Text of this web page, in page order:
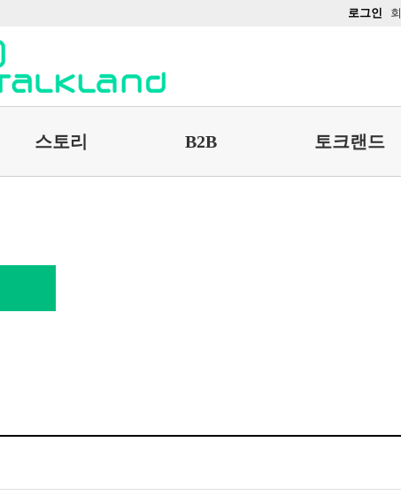
로그인
스토리 B2B 토크랜드